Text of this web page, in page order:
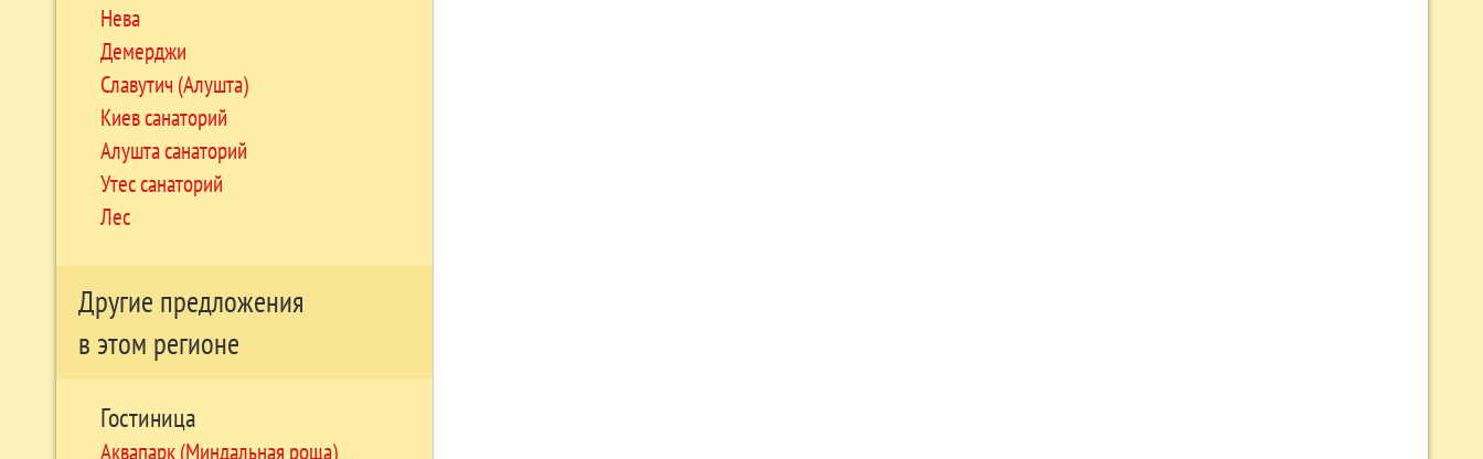
Нева
Демерджи
Славутич (Алушта)
Киев санаторий
Алушта санаторий
Утес санаторий
Лес
Другие предложения
в этом регионе
Гостиница
Аквапарк (Миндальная роща)